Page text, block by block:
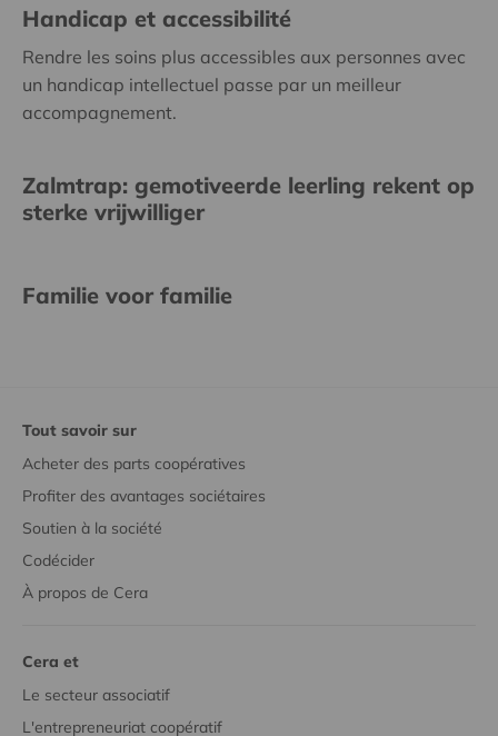
Handicap et accessibilité
Rendre les soins plus accessibles aux personnes avec
un handicap intellectuel passe par un meilleur
accompagnement.
Zalmtrap: gemotiveerde leerling rekent op
sterke vrijwilliger
Familie voor familie
Tout savoir sur
Acheter des parts coopératives
Profiter des avantages sociétaires
Soutien à la société
Codécider
À propos de Cera
Cera et
Le secteur associatif
L'entrepreneuriat coopératif